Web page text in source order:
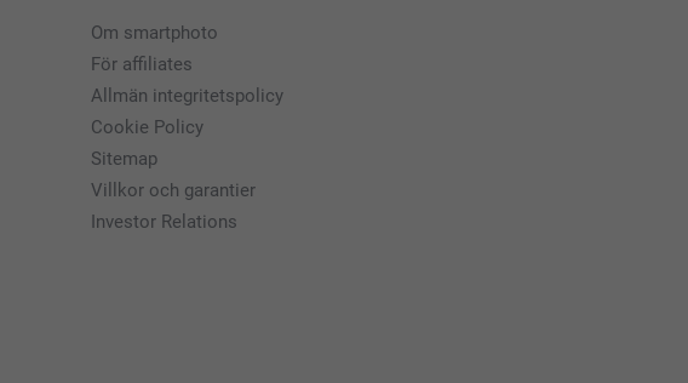
Om smartphoto
För affiliates
Allmän integritetspolicy
Cookie Policy
Sitemap
Villkor och garantier
Investor Relations